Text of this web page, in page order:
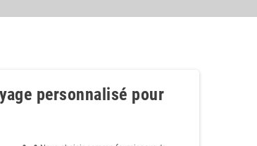
personnalisé pour